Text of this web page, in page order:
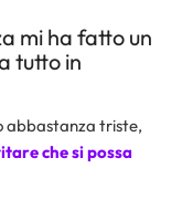
mi ha fatto un
tutto in
abbastanza triste,
che si possa